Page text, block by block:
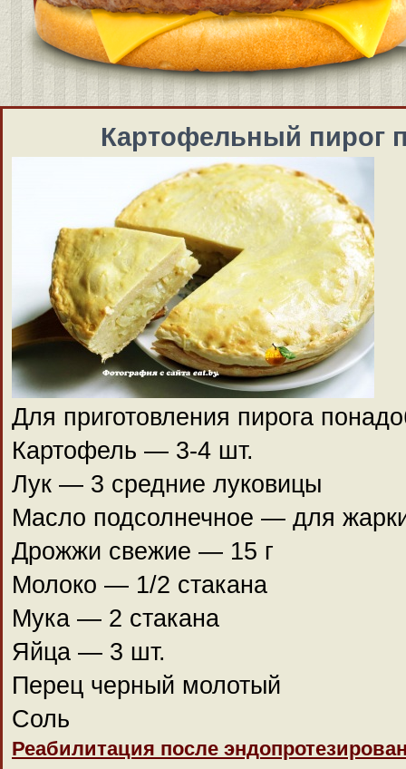
Картофельный пирог
Для приготовления пирога
Картофель — 3-4 шт.
Лук — 3 средние луковицы
Масло подсолнечное — для
Дрожжи свежие — 15 г
Молоко — 1/2 стакана
Мука — 2 стакана
Яйца — 3 шт.
Перец черный молотый
Соль
Реабилитация после